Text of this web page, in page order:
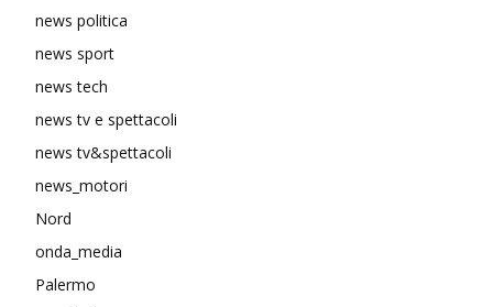
news politica
news sport
news tech
news tv e spettacoli
news tv&spettacoli
news_motori
Nord
onda_media
Palermo